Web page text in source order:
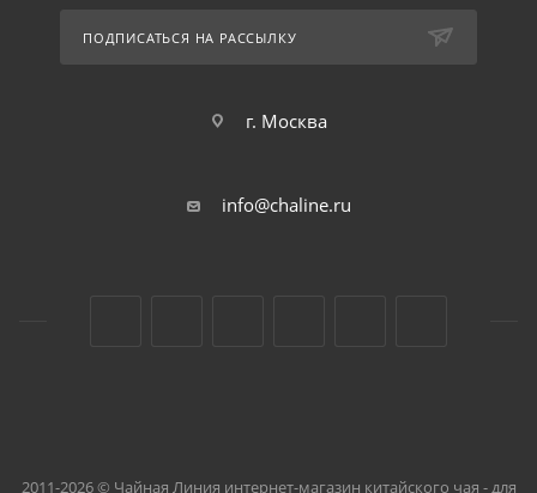
ПОДПИСАТЬСЯ НА РАССЫЛКУ
г. Москва
info@chaline.ru
2011-2026 © Чайная Линия интернет-магазин китайского чая - для